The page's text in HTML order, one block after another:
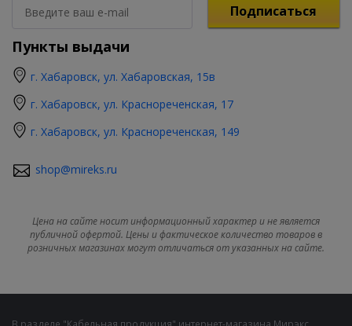
Подписаться
Пункты выдачи
г. Хабаровск, ул. Хабаровская, 15в
г. Хабаровск, ул. Краснореченская, 17
г. Хабаровск, ул. Краснореченская, 149
shop@mireks.ru
Цена на сайте носит информационный характер и не является
публичной офертой. Цены и фактическое количество товаров в
розничных магазинах могут отличаться от указанных на сайте.